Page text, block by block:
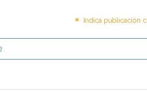
* Indica publicación